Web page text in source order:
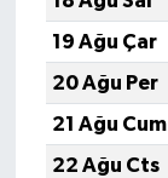
19 Ağu Çar
20 Ağu Per
21 Ağu Cum
22 Ağu Cts